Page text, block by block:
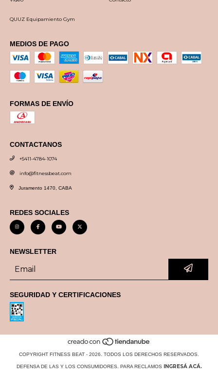
QUUZ Equipamiento Gym
MEDIOS DE PAGO
FORMAS DE ENVÍO
CONTACTANOS
+5411-4784-1074
info@fitnessbeat.com
Juramento 1470, CABA
REDES SOCIALES
NEWSLETTER
SEGURIDAD Y CERTIFICACIONES
COPYRIGHT FITNESS BEAT - 2026. TODOS LOS DERECHOS RESERVADOS.
DEFENSA DE LAS Y LOS CONSUMIDORES. PARA RECLAMOS INGRESÁ ACÁ.